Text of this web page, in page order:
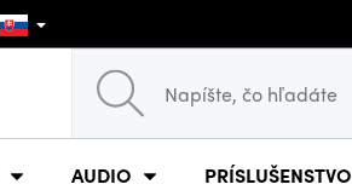
AUDIO PRÍSLUŠENSTVO